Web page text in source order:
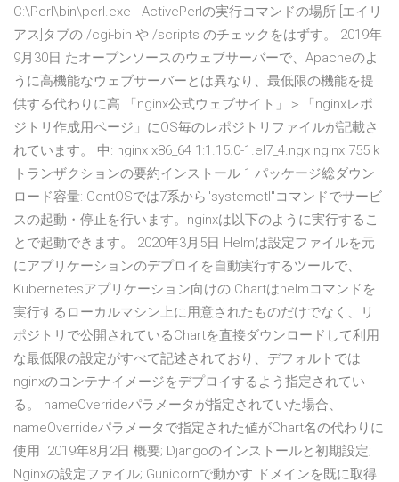
C:\Perl\bin\perl.exe - ActivePerlの実行コマンドの場所 [エイリ
アス]タブの /cgi-bin や /scripts のチェックをはずす。 2019年
9月30日 たオープンソースのウェブサーバーで、Apacheのよ
うに高機能なウェブサーバーとは異なり、最低限の機能を提
供する代わりに高 「nginx公式ウェブサイト」＞「nginxレポ
ジトリ作成用ページ」にOS毎のレポジトリファイルが記載さ
れています。 中: nginx x86_64 1:1.15.0-1.el7_4.ngx nginx 755 k
トランザクションの要約インストール 1 パッケージ総ダウン
ロード容量: CentOSでは7系から"systemctl"コマンドでサービ
スの起動・停止を行います。nginxは以下のように実行するこ
とで起動できます。 2020年3月5日 Helmは設定ファイルを元
にアプリケーションのデプロイを自動実行するツールで、
Kubernetesアプリケーション向けの Chartはhelmコマンドを
実行するローカルマシン上に用意されたものだけでなく、リ
ポジトリで公開されているChartを直接ダウンロードして利用
な最低限の設定がすべて記述されており、デフォルトでは
nginxのコンテナイメージをデプロイするよう指定されてい
る。 nameOverrideパラメータが指定されていた場合、
nameOverrideパラメータで指定された値がChart名の代わりに
使用 2019年8月2日 概要; Djangoのインストールと初期設定;
Nginxの設定ファイル; Gunicornで動かす ドメインを既に取得